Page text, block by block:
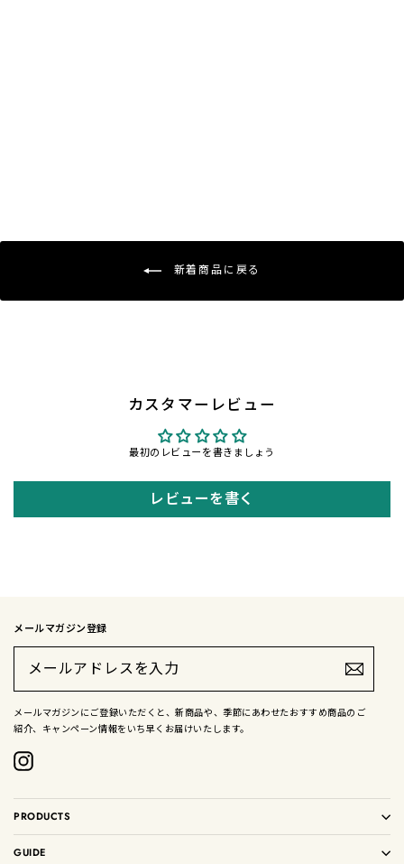
新着商品に戻る
カスタマーレビュー
最初のレビューを書きましょう
レビューを書く
メールマガジン登録
ア
レ
ス
入
力
メールマガジンにご登録いただくと、新商品や、季節にあわせたおすすめ商品のご
紹介、キャンペーン情報をいち早くお届けいたします。
PRODUCTS
GUIDE